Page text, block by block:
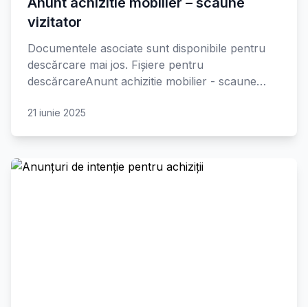
vizitator
Documentele asociate sunt disponibile pentru
descărcare mai jos. Fișiere pentru
descărcareAnunt achizitie mobilier - scaune…
21 iunie 2025